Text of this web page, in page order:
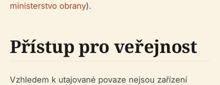
ministerstvo obrany).
Přístup pro veřejnost
Vzhledem k utajované povaze nejsou zařízení